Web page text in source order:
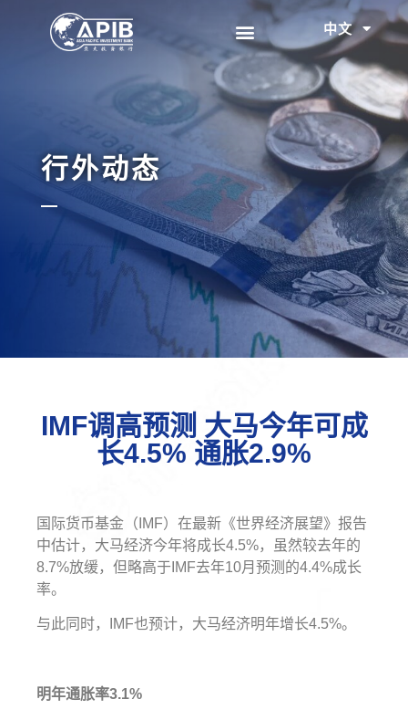
中文
EN
行外动态
IMF调高预测 大马今年可成
长4.5% 通胀2.9%
国际货币基金（IMF）在最新《世界经济展望》报告
中估计，大马经济今年将成长4.5%，虽然较去年的
8.7%放缓，但略高于IMF去年10月预测的4.4%成长
率。
与此同时，IMF也预计，大马经济明年增长4.5%。
明年通胀率3.1%